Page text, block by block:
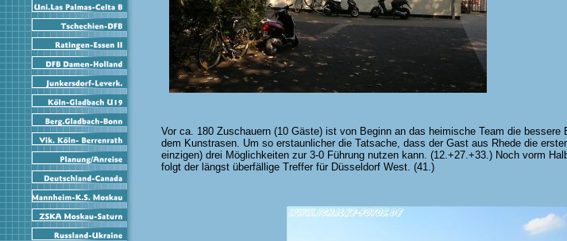
Vor ca. 180 Zuschauern (10 Gäste) ist von Beginn an das heimische Team die bessere
dem Kunstrasen. Um so erstaunlicher die Tatsache, dass der Gast aus Rhede die
einzigen) drei Möglichkeiten zur 3-0 Führung nutzen kann. (12.+27.+33.) Noch vorm
folgt der längst überfällige Treffer für Düsseldorf West. (41.)